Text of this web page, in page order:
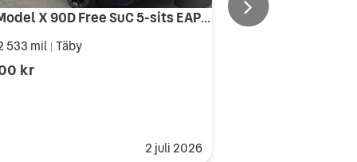
Tesla Model X 90D Free SuC 5-sits EAP HW3 Vent.läder MCU2 CCS Premium
533 mil Täby
kr
2 juli 2026